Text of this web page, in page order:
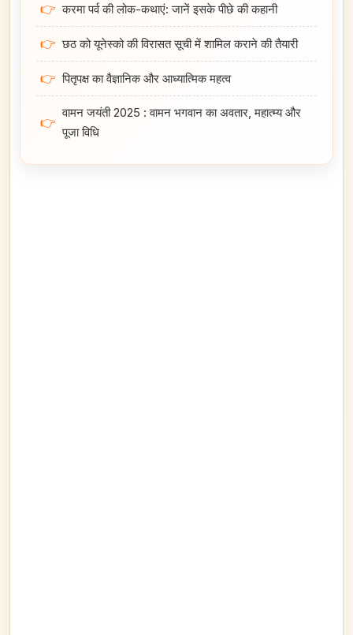
👉 करमा पर्व की लोक-कथाएं: जानें इसके पीछे की कहानी
👉 छठ को यूनेस्को की विरासत सूची में शामिल कराने की तैयारी
👉 पितृपक्ष का वैज्ञानिक और आध्यात्मिक महत्व
👉
वामन जयंती 2025 : वामन भगवान का अवतार, महात्म्य और
पूजा विधि